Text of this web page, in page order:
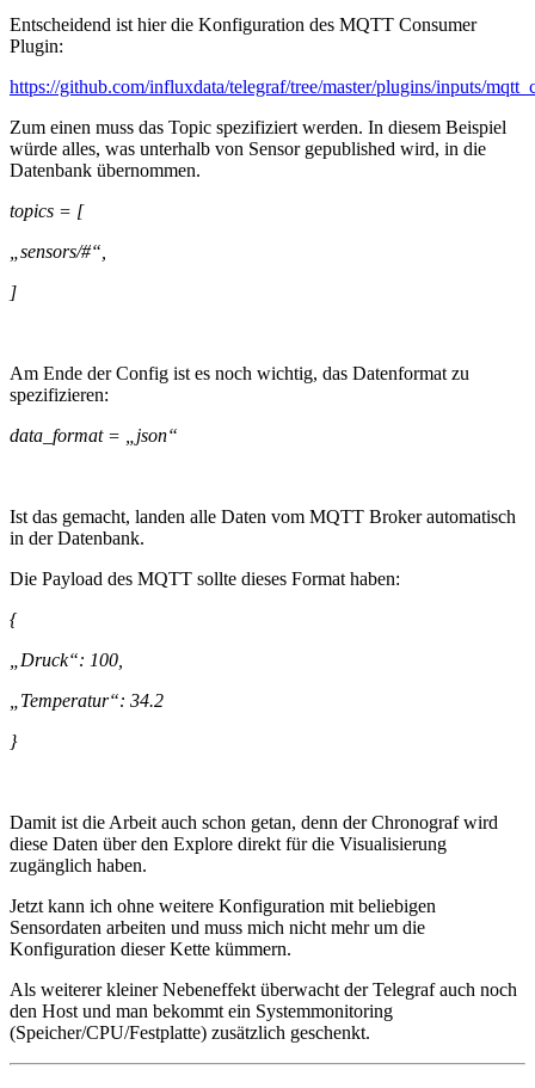
Entscheidend ist hier die Konfiguration des MQTT Consumer
Plugin:
https://github.com/influxdata/telegraf/tree/master/plugins/inputs/
Zum einen muss das Topic spezifiziert werden. In diesem Beispiel
würde alles, was unterhalb von Sensor gepublished wird, in die
Datenbank übernommen.
topics = [
„sensors/#“,
]
Am Ende der Config ist es noch wichtig, das Datenformat zu
spezifizieren:
data_format = „json“
Ist das gemacht, landen alle Daten vom MQTT Broker automatisch
in der Datenbank.
Die Payload des MQTT sollte dieses Format haben:
{
„Druck“: 100,
„Temperatur“: 34.2
}
Damit ist die Arbeit auch schon getan, denn der Chronograf wird
diese Daten über den Explore direkt für die Visualisierung
zugänglich haben.
Jetzt kann ich ohne weitere Konfiguration mit beliebigen
Sensordaten arbeiten und muss mich nicht mehr um die
Konfiguration dieser Kette kümmern.
Als weiterer kleiner Nebeneffekt überwacht der Telegraf auch noch
den Host und man bekommt ein Systemmonitoring
(Speicher/CPU/Festplatte) zusätzlich geschenkt.